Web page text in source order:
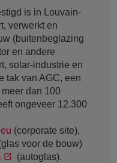
is in Louvain-
verwerkt en
(buitenbeglazing
en andere
solar-industrie en
tak van AGC, een
dan 100
ongeveer 12.300
(corporate site),
voor de bouw)
(autoglas).